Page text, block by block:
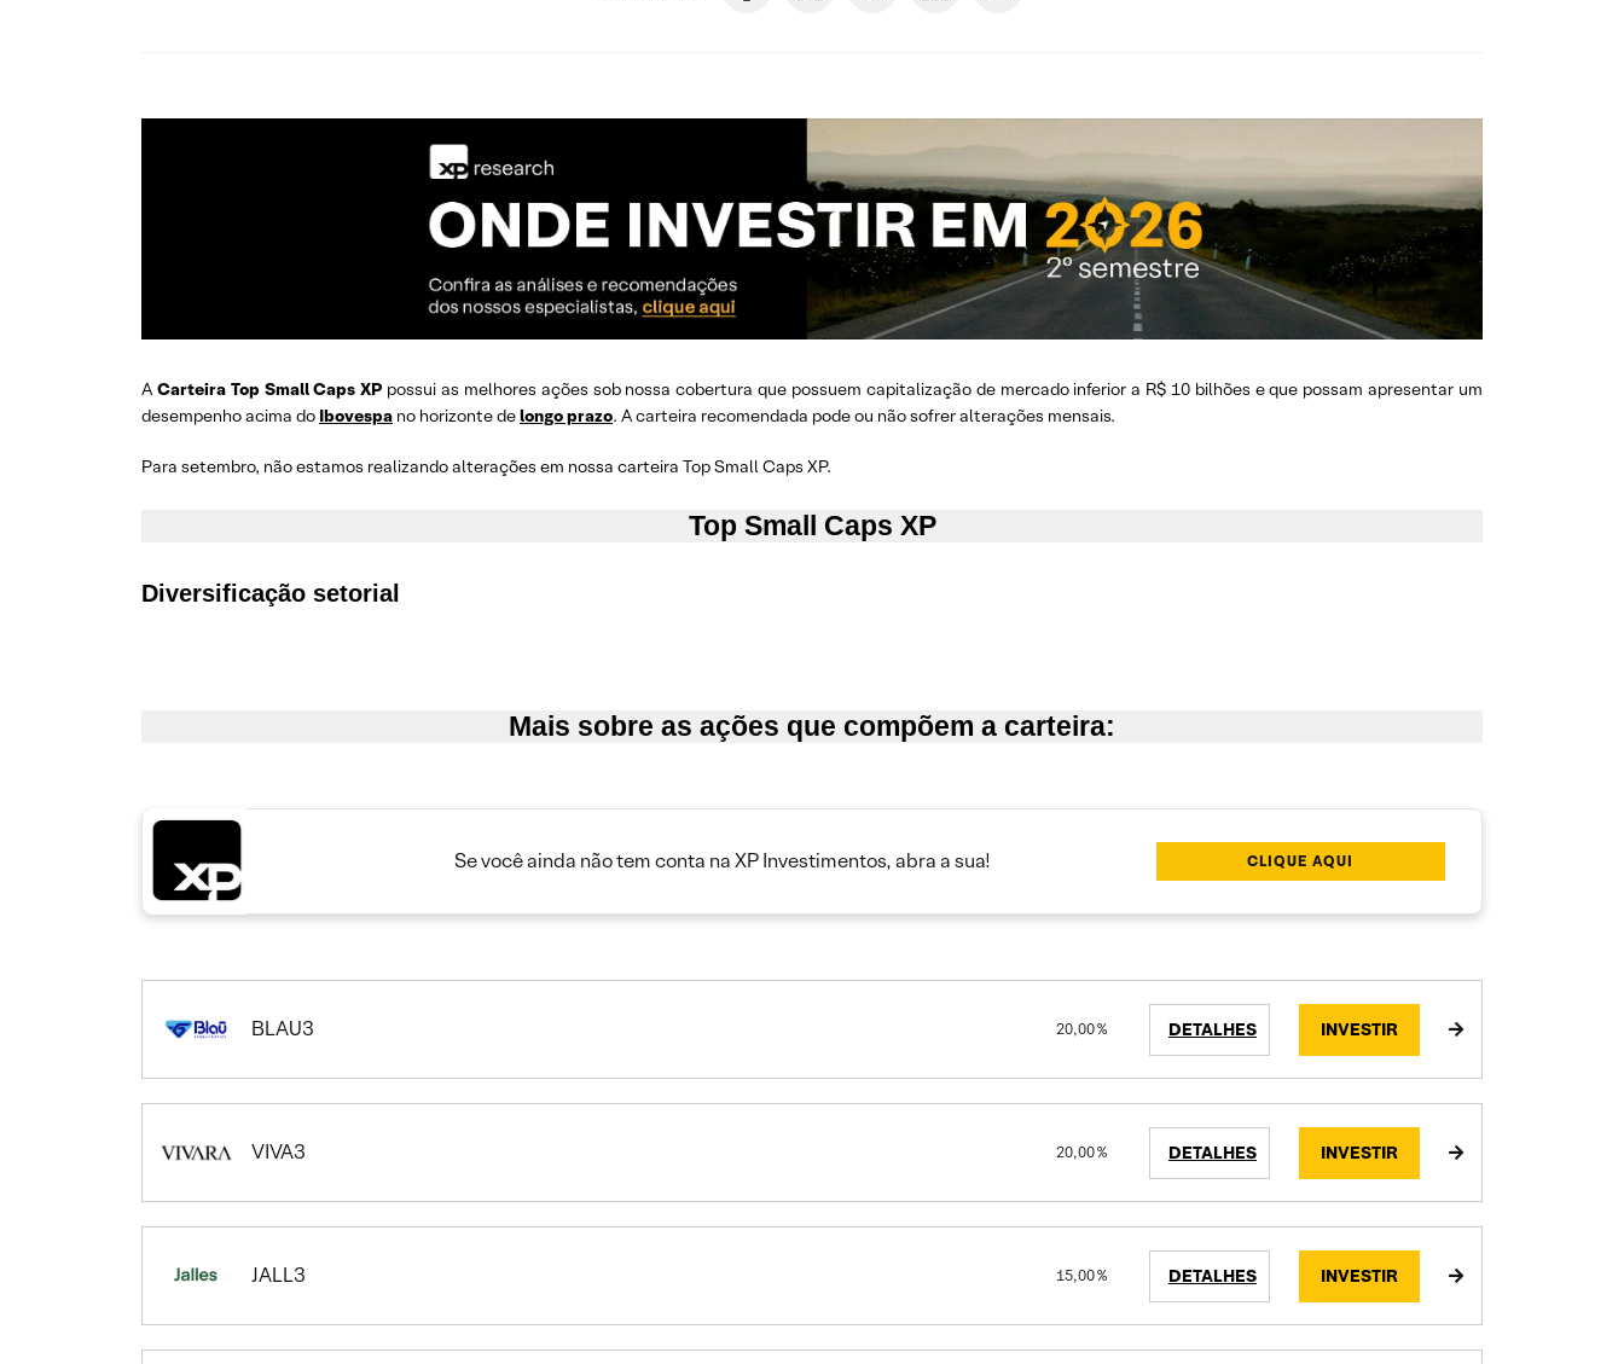
A Carteira Top Small Caps XP possui as melhores ações sob nossa cobertura que possuem capitalização de mercado inferior a R$ 10 bilhões e que possam apresentar um
desempenho acima do Ibovespa no horizonte delongo prazo. A carteira recomendada pode ou não sofrer alterações mensais.
Para setembro, não estamos realizando alterações em nossa carteira Top Small Caps XP.
Top Small Caps XP
Diversificação setorial
Mais sobre as ações que compõem a carteira:
Se você ainda não tem conta na XP Investimentos, abra a sua! CLIQUE AQUI
BLAU3 20,00 % DETALHES INVESTIR
VIVA3 20,00 % DETALHES INVESTIR
JALL3 15,00 % DETALHES INVESTIR